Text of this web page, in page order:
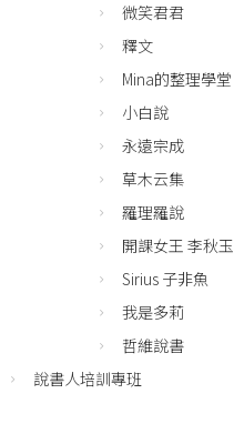
微笑君君
釋文
Mina的整理學堂
小白說
永遠宗成
草木云集
羅理羅說
開課女王 李秋玉
Sirius 子非魚
我是多莉
哲維說書
說書人培訓專班